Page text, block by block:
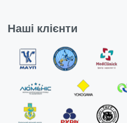
Наші клієнти